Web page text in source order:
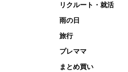
リクルート・就活
雨の日
旅行
プレママ
まとめ買い